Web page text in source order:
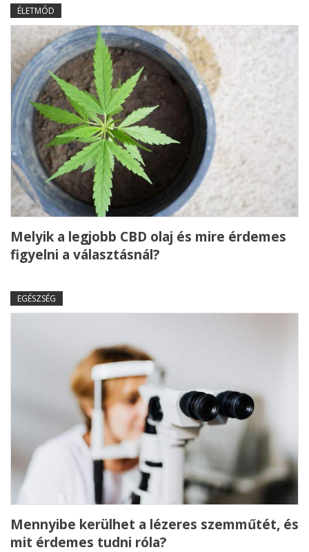
ÉLETMÓD
Melyik a legjobb CBD olaj és mire érdemes
figyelni a választásnál?
EGÉSZSÉG
Mennyibe kerülhet a lézeres szemműtét, és
mit érdemes tudni róla?